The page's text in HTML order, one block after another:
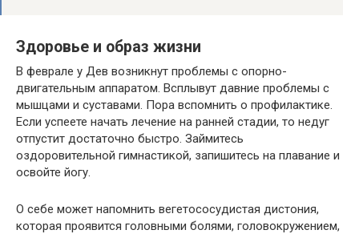
Здоровье и образ жизни
В феврале у Дев возникнут проблемы с опорно-
двигательным аппаратом. Всплывут давние проблемы с
мышцами и суставами. Пора вспомнить о профилактике.
Если успеете начать лечение на ранней стадии, то недуг
отпустит достаточно быстро. Займитесь
оздоровительной гимнастикой, запишитесь на плавание и
освойте йогу.
О себе может напомнить вегетососудистая дистония,
которая проявится головными болями, головокружением,